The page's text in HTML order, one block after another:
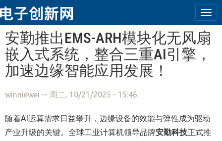
跳转到主要内容
安勤推出EMS-ARH模块化无风扇
嵌入式系统，整合三重AI引擎，
加速边缘智能应用发展！
winniewei -- 周二, 10/21/2025 - 15:46
随着AI运算需求日益攀升，边缘设备的效能与弹性成为驱动
产业升级的关键。全球工业计算机领导品牌安勤科技正式推